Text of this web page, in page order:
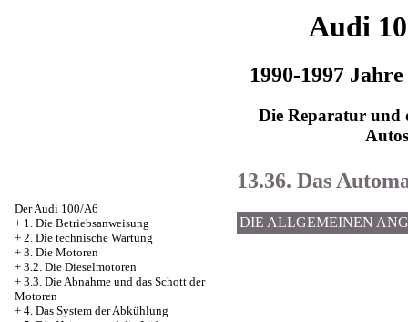
Audi
1990-1997
Die Reparatur und
Autos
Der Audi 100/A6
+ 1. Die Betriebsanweisung
+ 2. Die technische Wartung
+ 3. Die Motoren
+ 3.2. Die Dieselmotoren
+ 3.3. Die Abnahme und das Schott der
Motoren
+ 4. Das System der Abkühlung
13.36. Das
DIE ALLGEMEINEN